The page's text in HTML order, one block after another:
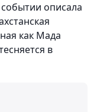
описала
как Мада
в